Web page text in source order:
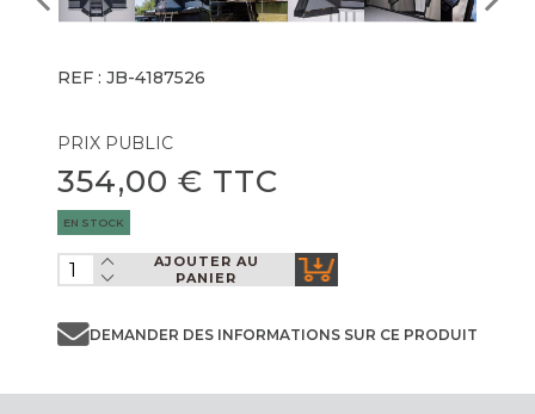
REF : JB-4187526
PRIX PUBLIC
354,00 € TTC
EN STOCK
AJOUTER AU
PANIER
DEMANDER DES INFORMATIONS SUR CE PRODUIT